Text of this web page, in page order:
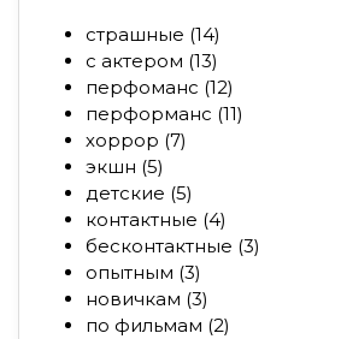
страшные (14)
с актером (13)
перфоманс (12)
перформанс (11)
хоррор (7)
экшн (5)
детские (5)
контактные (4)
бесконтактные (3)
опытным (3)
новичкам (3)
по фильмам (2)